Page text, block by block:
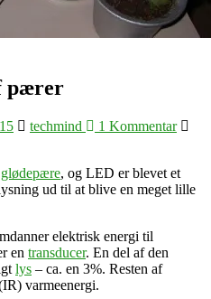
pærer
techmind
1 Kommentar
, og LED er blevet et
ud til at blive en meget lille
elektrisk energi til
en transducer. En del af den
lys – ca. en 3%. Resten af
varmeenergi.